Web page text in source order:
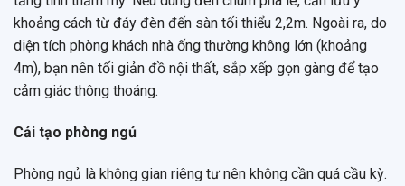
khoảng cách từ đáy đèn đến sàn tối thiểu 2,2m. Ngoài ra, do
diện tích phòng khách nhà ống thường không lớn (khoảng
4m), bạn nên tối giản đồ nội thất, sắp xếp gọn gàng để tạo
cảm giác thông thoáng.
Cải tạo phòng ngủ
Phòng ngủ là không gian riêng tư nên không cần quá cầu kỳ.